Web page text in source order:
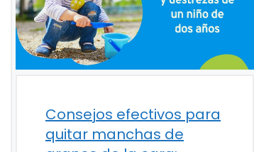
Consejos efectivos para
quitar manchas de